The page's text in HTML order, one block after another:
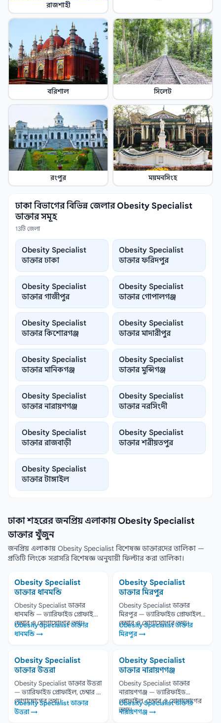
রাজশাহী
বরিশাল সিলেট
রংপুর ময়মনসিংহ
ঢাকা বিভাগের বিভিন্ন জেলার Obesity Specialist
ডাক্তার সমূহ
13টি জেলা
Obesity Specialist
ডাক্তার ঢাকা
Obesity Specialist
ডাক্তার ফরিদপুর
Obesity Specialist
ডাক্তার গাজীপুর
Obesity Specialist
ডাক্তার গোপালগঞ্জ
Obesity Specialist
ডাক্তার কিশোরগঞ্জ
Obesity Specialist
ডাক্তার মাদারীপুর
Obesity Specialist
ডাক্তার মানিকগঞ্জ
Obesity Specialist
ডাক্তার মুন্সিগঞ্জ
Obesity Specialist
ডাক্তার নারায়ণগঞ্জ
Obesity Specialist
ডাক্তার নরসিংদী
Obesity Specialist
ডাক্তার রাজবাড়ী
Obesity Specialist
ডাক্তার শরীয়তপুর
Obesity Specialist
ডাক্তার টাঙ্গাইল
ঢাকা শহরের জনপ্রিয় এলাকায় Obesity Specialist
ডাক্তার খুঁজুন
জনপ্রিয় এলাকায় Obesity Specialist বিশেষজ্ঞ ডাক্তারদের তালিকা —
প্রতিটি লিংকে সরাসরি বিশেষজ্ঞ অনুযায়ী ফিল্টার করা তালিকা।
Obesity Specialist
ডাক্তার ধানমন্ডি
Obesity Specialist ডাক্তার
ধানমন্ডি — ভ্যারিফাইড প্রোফাইল,
চেম্বার ও যোগাযোগের তথ্য।
Obesity Specialist ডাক্তার
ধানমন্ডি →
Obesity Specialist
ডাক্তার মিরপুর
Obesity Specialist ডাক্তার
মিরপুর — ভ্যারিফাইড প্রোফাইল,
চেম্বার ও যোগাযোগের তথ্য।
Obesity Specialist ডাক্তার
মিরপুর →
Obesity Specialist
ডাক্তার উত্তরা
Obesity Specialist ডাক্তার উত্তরা
— ভ্যারিফাইড প্রোফাইল, চেম্বার ও
যোগাযোগের তথ্য।
Obesity Specialist ডাক্তার
উত্তরা →
Obesity Specialist
ডাক্তার নারায়ণগঞ্জ
Obesity Specialist ডাক্তার
নারায়ণগঞ্জ — ভ্যারিফাইড
প্রোফাইল, চেম্বার ও যোগাযোগের
তথ্য।
Obesity Specialist ডাক্তার
নারায়ণগঞ্জ →